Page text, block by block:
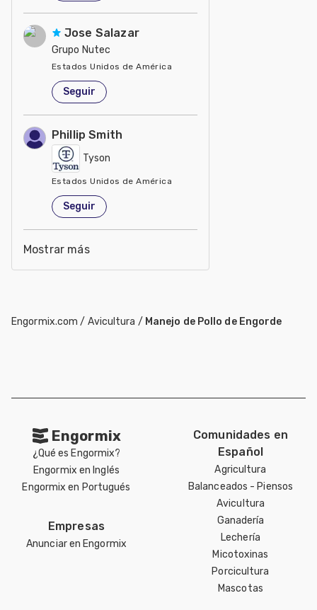
Jose Salazar
Grupo Nutec
Estados Unidos de América
Seguir
Phillip Smith
Tyson
Estados Unidos de América
Seguir
Mostrar más
Engormix.com / Avicultura / Manejo de Pollo de Engorde
Engormix
¿Qué es Engormix?
Engormix en Inglés
Engormix en Portugués
Empresas
Anunciar en Engormix
Comunidades en
Español
Agricultura
Balanceados - Piensos
Avicultura
Ganadería
Lechería
Micotoxinas
Porcicultura
Mascotas